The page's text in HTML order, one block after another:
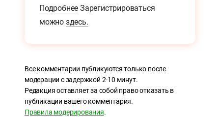
Подробнее Зарегистрироваться
можно здесь.
Все комментарии публикуются только после
модерации с задержкой 2-10 минут.
Редакция оставляет за собой право отказать в
публикации вашего комментария.
Правила модерирования.